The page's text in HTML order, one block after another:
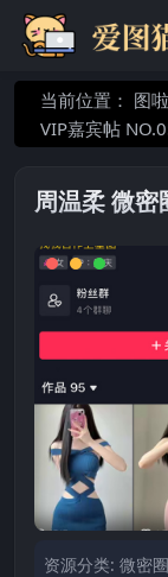
当前位置： 图
VIP嘉宾帖
周温柔 微
资源分类: 微密圈